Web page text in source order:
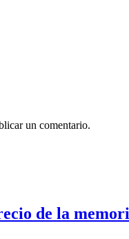
un comentario.
de la